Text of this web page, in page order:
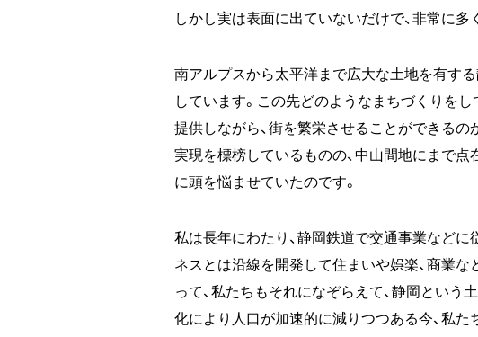
しかし実は表面に出ていないだけで、非常に多
南アルプスから太平洋まで広大な土地を有す
しています。この先どのようなまちづくりを
提供しながら、街を繁栄させることができる
実現を標榜しているものの、中山間地にまで
に頭を悩ませていたのです。
私は長年にわたり、静岡鉄道で交通事業など
ネスとは沿線を開発して住まいや娯楽、商業
って、私たちもそれになぞらえて、静岡という
化により人口が加速的に減りつつある今、私